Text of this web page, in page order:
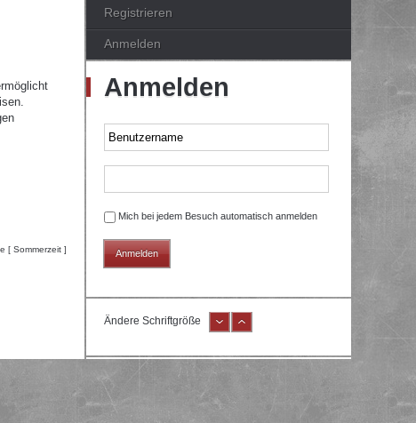
[ Sommerzeit ]
Registrieren
Anmelden
Anmelden
Mich bei jedem Besuch automatisch anmelden
Ändere Schriftgröße